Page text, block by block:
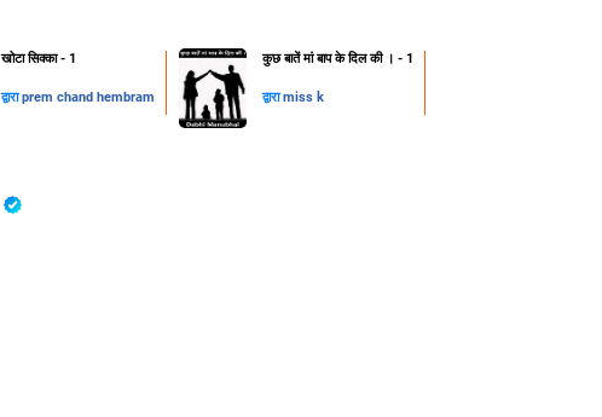
खोटा सिक्का - 1
द्वाराprem chand hembram
कुछ बातें मां बाप के दिल की । - 1
द्वाराmiss k